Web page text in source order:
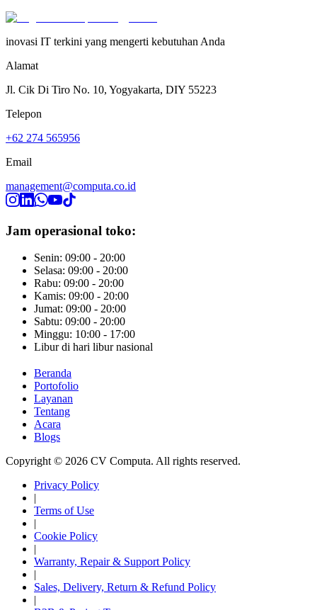
inovasi IT terkini yang mengerti kebutuhan Anda
Alamat
Jl. Cik Di Tiro No. 10, Yogyakarta, DIY 55223
Telepon
+62 274 565956
Email
management@computa.co.id
Jam operasional toko:
Senin: 09:00 - 20:00
Selasa: 09:00 - 20:00
Rabu: 09:00 - 20:00
Kamis: 09:00 - 20:00
Jumat: 09:00 - 20:00
Sabtu: 09:00 - 20:00
Minggu: 10:00 - 17:00
Libur di hari libur nasional
Beranda
Portofolio
Layanan
Tentang
Acara
Blogs
Copyright © 2026 CV Computa. All rights reserved.
Privacy Policy
|
Terms of Use
|
Cookie Policy
|
Warranty, Repair & Support Policy
|
Sales, Delivery, Return & Refund Policy
|